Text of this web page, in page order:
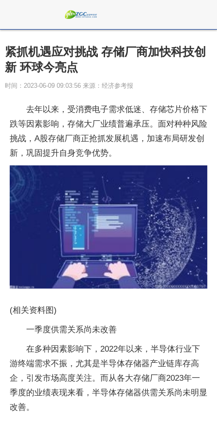
紧抓机遇应对挑战 存储厂商加快科技创
新 环球今亮点
时间：2023-06-09 09:03:56 来源：经济参考报
去年以来，受消费电子需求低迷、存储芯片价格下
跌等因素影响，存储大厂业绩普遍承压。面对种种风险
挑战，A股存储厂商正抢抓发展机遇，加速布局研发创
新，巩固提升自身竞争优势。
(相关资料图)
一季度供需关系尚未改善
在多种因素影响下，2022年以来，半导体行业下
游终端需求不振，尤其是半导体存储器产业链库存高
企，引发市场高度关注。而从各大存储厂商2023年一
季度的业绩表现来看，半导体存储器供需关系尚未明显
改善。